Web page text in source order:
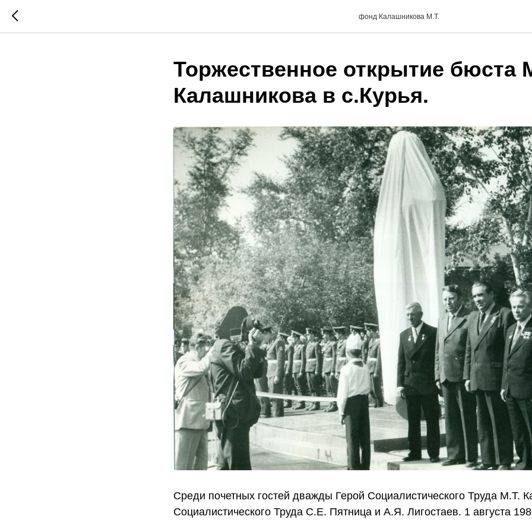
фонд Калашникова М.Т.
Торжественное открытие бюста
Калашникова в с.Курья.
Среди почетных гостей дважды Герой Социалистического Труда М.Т.
Социалистического Труда С.Е. Пятница и А.Я. Лигостаев. 1 августа